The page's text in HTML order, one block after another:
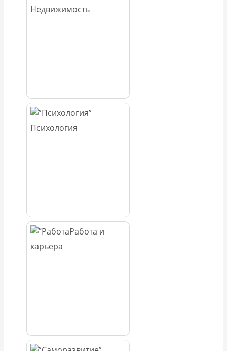
Недвижимость
Психология
Работа и
карьера